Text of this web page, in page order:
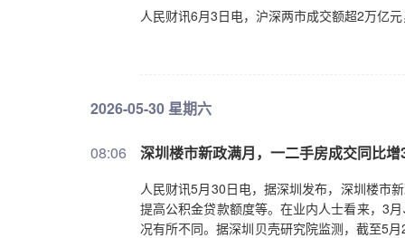
人民财讯6月3日电，沪深两市成交额超2万亿
2026-05-30 星期六
08:06 深圳楼市新政满月，一二手房成交同比增
人民财讯5月30日电，据深圳发布，深圳楼市
提高公积金贷款额度等。在业内人士看来，3
况有所不同。据深圳贝壳研究院监测，截至5